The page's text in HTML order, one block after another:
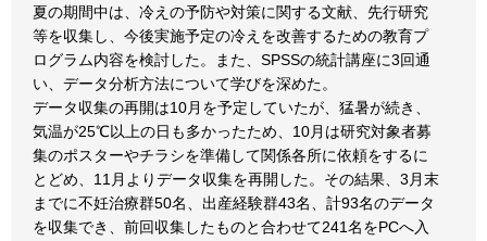
夏の期間中は、冷えの予防や対策に関する文献、先行研究
等を収集し、今後実施予定の冷えを改善するための教育プ
ログラム内容を検討した。また、SPSSの統計講座に3回通
い、データ分析方法について学びを深めた。
データ収集の再開は10月を予定していたが、猛暑が続き、
気温が25℃以上の日も多かったため、10月は研究対象者募
集のポスターやチラシを準備して関係各所に依頼をするに
とどめ、11月よりデータ収集を再開した。その結果、3月末
までに不妊治療群50名、出産経験群43名、計93名のデータ
を収集でき、前回収集したものと合わせて241名をPCへ入